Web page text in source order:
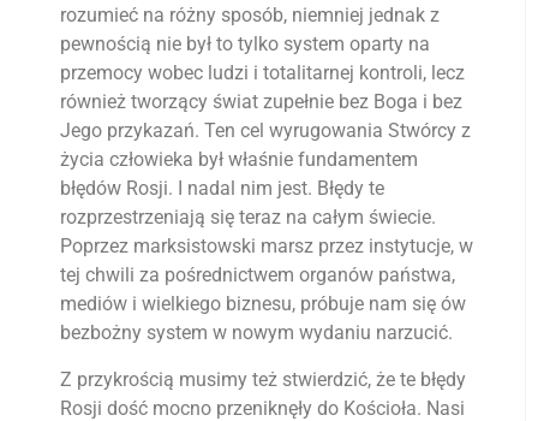
rozumieć na różny sposób, niemniej jednak z
pewnością nie był to tylko system oparty na
przemocy wobec ludzi i totalitarnej kontroli, lecz
również tworzący świat zupełnie bez Boga i bez
Jego przykazań. Ten cel wyrugowania Stwórcy z
życia człowieka był właśnie fundamentem
błędów Rosji. I nadal nim jest. Błędy te
rozprzestrzeniają się teraz na całym świecie.
Poprzez marksistowski marsz przez instytucje, w
tej chwili za pośrednictwem organów państwa,
mediów i wielkiego biznesu, próbuje nam się ów
bezbożny system w nowym wydaniu narzucić.
Z przykrością musimy też stwierdzić, że te błędy
Rosji dość mocno przeniknęły do Kościoła. Nasi